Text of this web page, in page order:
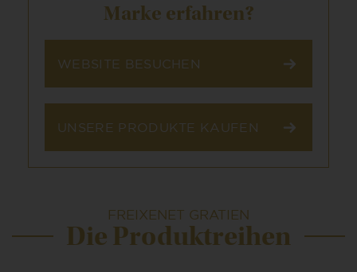
Marke erfahren?
WEBSITE BESUCHEN
UNSERE PRODUKTE KAUFEN
FREIXENET GRATIEN
Die Produktreihen